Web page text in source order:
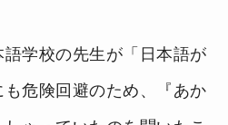
学校の先生が「日本語が
危険回避のため、『あか